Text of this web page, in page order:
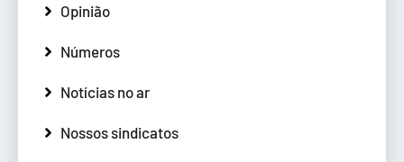
Opinião
Números
Notícias no ar
Nossos sindicatos